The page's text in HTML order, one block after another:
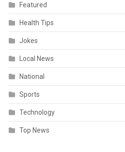
Featured
Health Tips
Jokes
Local News
National
Sports
Technology
Top News